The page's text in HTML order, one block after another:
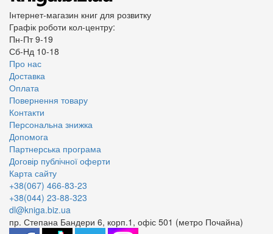
Інтернет-магазин книг для розвитку
Графік роботи кол-центру:
Пн-Пт 9-19
Сб-Нд 10-18
Про нас
Доставка
Оплата
Повернення товару
Контакти
Персональна знижка
Допомога
Партнерська програма
Договір публічної оферти
Карта сайту
+38(067) 466-83-23
+38(044) 23-88-323
dl@kniga.biz.ua
пр. Степана Бандери 6, корп.1, офіс 501 (метро Почайна)